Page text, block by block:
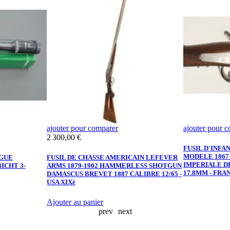
3-
ajouter pour comparer
Prix
2 300,00 €
FUSIL DE CHASSE AMERICAIN LEFEVER
ARMS 1879-1902 HAMMERLESS SHOTGUN
DAMASCUS BREVET 1887 CALIBRE 12/65 -
USA XIXè
Ajouter au panier
ajouter pour
FUSIL
MODELE
IMPERIALE
17.8MM -
prev next